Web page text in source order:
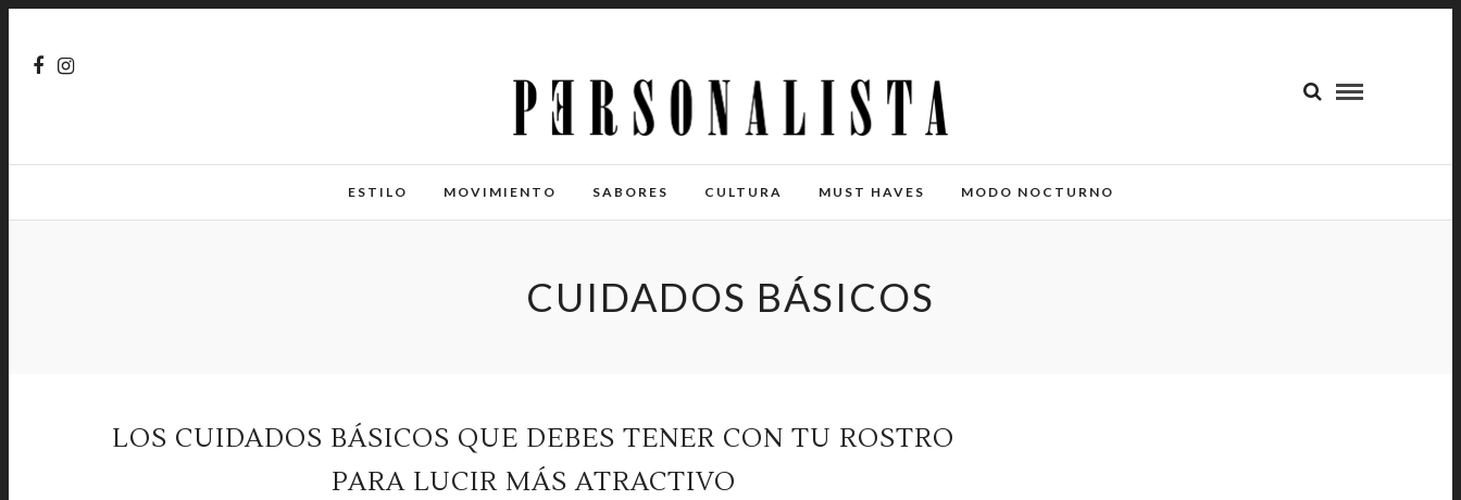
ESTILO MOVIMIENTO SABORES CULTURA MUST HAVES MODO NOCTURNO
CUIDADOS BÁSICOS
LOS CUIDADOS BÁSICOS QUE DEBES TENER CON TU ROSTRO
PARA LUCIR MÁS ATRACTIVO